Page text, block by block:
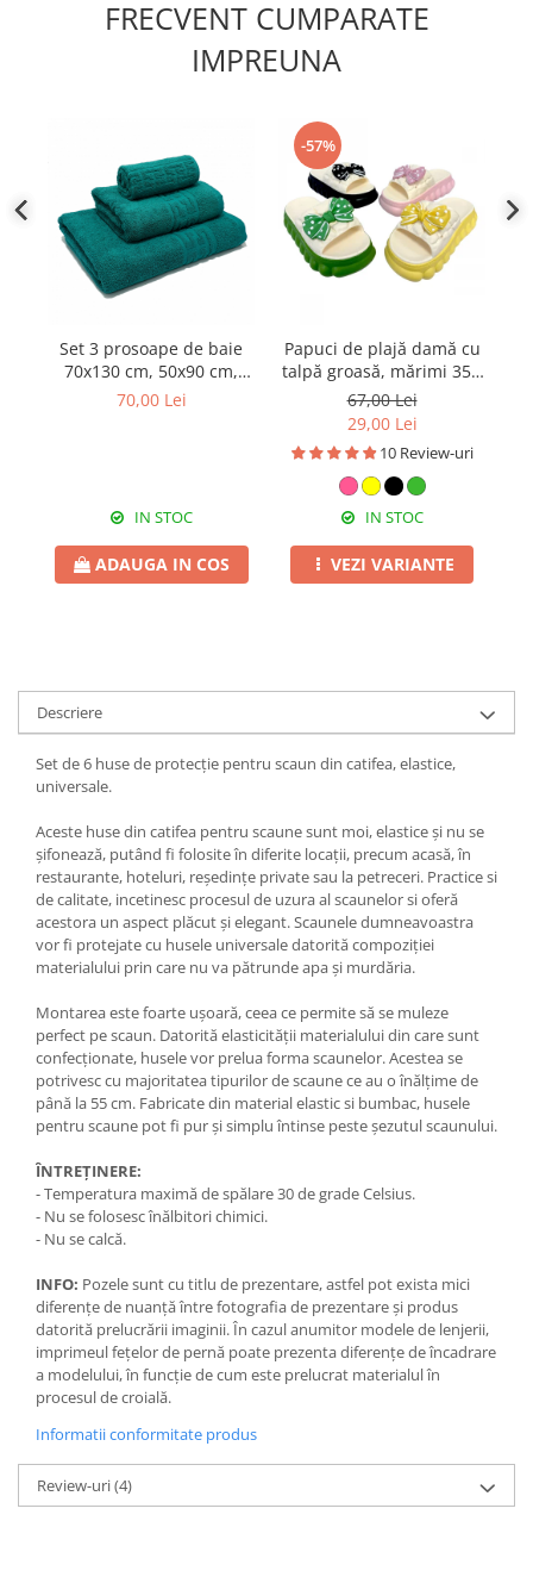
FRECVENT CUMPARATE
IMPREUNA
Set 3 prosoape de baie
70x130 cm, 50x90 cm,
30x50 cm, bumbac, verde
70,00 Lei
IN STOC
ADAUGA IN COS
-57%
Papuci de plajă damă cu
talpă groasă, mărimi 35 -
40, PD58
67,00 Lei
29,00 Lei
10 Review-uri
IN STOC
VEZI VARIANTE
Descriere
Set de 6 huse de protecție pentru scaun din catifea, elastice,
universale.
Aceste huse din catifea pentru scaune sunt moi, elastice și nu se
șifonează, putând fi folosite în diferite locații, precum acasă, în
restaurante, hoteluri, reședințe private sau la petreceri. Practice si
de calitate, incetinesc procesul de uzura al scaunelor si oferă
acestora un aspect plăcut și elegant. Scaunele dumneavoastra
vor fi protejate cu husele universale datorită compoziției
materialului prin care nu va pătrunde apa și murdăria.
Montarea este foarte ușoară, ceea ce permite să se muleze
perfect pe scaun. Datorită elasticității materialului din care sunt
confecționate, husele vor prelua forma scaunelor. Acestea se
potrivesc cu majoritatea tipurilor de scaune ce au o înălțime de
până la 55 cm. Fabricate din material elastic si bumbac, husele
pentru scaune pot fi pur și simplu întinse peste șezutul scaunului.
ÎNTREȚINERE:
- Temperatura maximă de spălare 30 de grade Celsius.
- Nu se folosesc înălbitori chimici.
- Nu se calcă.
INFO: Pozele sunt cu titlu de prezentare, astfel pot exista mici
diferențe de nuanță între fotografia de prezentare și produs
datorită prelucrării imaginii. În cazul anumitor modele de lenjerii,
imprimeul fețelor de pernă poate prezenta diferențe de încadrare
a modelului, în funcție de cum este prelucrat materialul în
procesul de croială.
Informatii conformitate produs
Review-uri(4)